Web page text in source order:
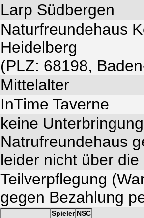
Larp Südbergen
Naturfreundehaus
Heidelberg
(PLZ: 68198,
Mittelalter
InTime Taverne
keine
Natrufreundehaus
leider nicht über die
Teilverpflegung
gegen Bezahlung
Spieler NSC